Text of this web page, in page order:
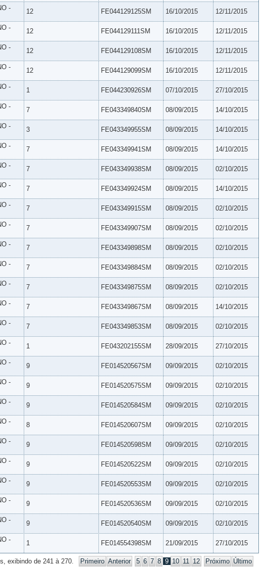
-
12 FE044129125SM 16/10/2015 12/11/2015
-
12 FE044129111SM 16/10/2015 12/11/2015
-
12 FE044129108SM 16/10/2015 12/11/2015
-
12 FE044129099SM 16/10/2015 12/11/2015
-
1 FE044230926SM 07/10/2015 27/10/2015
-
7 FE043349840SM 08/09/2015 14/10/2015
-
3 FE043349955SM 08/09/2015 14/10/2015
-
7 FE043349941SM 08/09/2015 14/10/2015
-
7 FE043349938SM 08/09/2015 02/10/2015
-
7 FE043349924SM 08/09/2015 14/10/2015
-
7 FE043349915SM 08/09/2015 02/10/2015
-
7 FE043349907SM 08/09/2015 02/10/2015
-
7 FE043349898SM 08/09/2015 02/10/2015
-
7 FE043349884SM 08/09/2015 02/10/2015
-
7 FE043349875SM 08/09/2015 02/10/2015
-
7 FE043349867SM 08/09/2015 14/10/2015
-
7 FE043349853SM 08/09/2015 02/10/2015
-
1 FE043202155SM 28/09/2015 27/10/2015
-
9 FE014520567SM 09/09/2015 02/10/2015
-
9 FE014520575SM 09/09/2015 02/10/2015
-
9 FE014520584SM 09/09/2015 02/10/2015
-
8 FE014520607SM 09/09/2015 02/10/2015
-
9 FE014520598SM 09/09/2015 02/10/2015
-
9 FE014520522SM 09/09/2015 02/10/2015
-
9 FE014520553SM 09/09/2015 02/10/2015
-
9 FE014520536SM 09/09/2015 02/10/2015
-
9 FE014520540SM 09/09/2015 02/10/2015
-
1 FE014554398SM 21/09/2015 27/10/2015
exibindo de 241 à 270. Primeiro Anterior 5 6 7 8 9 10 11 12 Próximo Último